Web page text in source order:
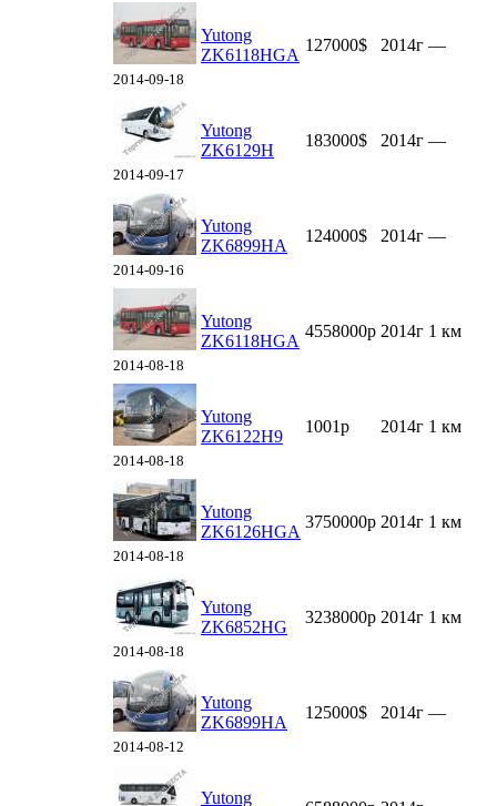
2014-09-18
Yutong
ZK6118HGA
127000$ 2014г —
2014-09-17
Yutong
ZK6129H
183000$ 2014г —
2014-09-16
Yutong
ZK6899HA
124000$ 2014г —
2014-08-18
Yutong
ZK6118HGA
4558000р 2014г 1 км
2014-08-18
Yutong
ZK6122H9
1001р 2014г 1 км
2014-08-18
Yutong
ZK6126HGA
3750000р 2014г 1 км
2014-08-18
Yutong
ZK6852HG
3238000р 2014г 1 км
2014-08-12
Yutong
ZK6899HA
125000$ 2014г —
Yutong